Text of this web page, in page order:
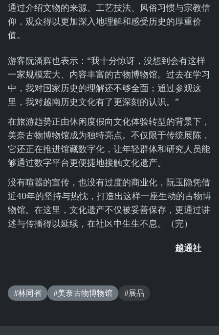
通过介绍文物的来源、工艺技法、风俗习惯与宗教信
仰，观众得以更加深入地理解和感受历史的厚重价
值。
游客阮潘辉也表示：“我十分惊讶，没想到会有这样
一家规模宏大、内容丰富的古物博物馆。过去在学习
中，我对国家历史的理解还不够全面；通过参观这
里，我对越南历史文化有了更深刻的认识。”
在旅游趋势正由休闲度假向文化体验转型的背景下，
美奈古物博物馆成为独特亮点。不仅限于传统展陈，
它还正在推进馆藏数字化，让年轻群体和研究人员能
够通过数字平台更便捷地接触文化遗产。
没有喧嚣的宣传，也没有过度的商业化，阮玉隐凭借
近40年的坚持与热忱，打造出这样一座生动的古物博
物馆。在这里，文化遗产不仅被妥善保存，更通过讲
述与传播得以延续，在社区中生生不息。（完）
越通社
#林同省 #美奈古物博物馆 #展品